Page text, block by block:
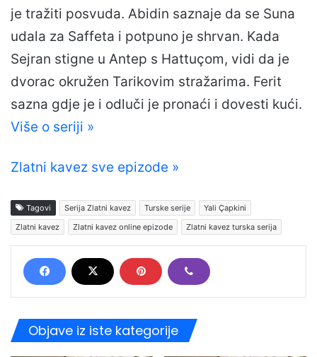
je tražiti posvuda. Abidin saznaje da se Suna
udala za Saffeta i potpuno je shrvan. Kada
Sejran stigne u Antep s Hattuçom, vidi da je
dvorac okružen Tarikovim stražarima. Ferit
sazna gdje je i odluči je pronaći i dovesti kući.
Više o seriji »
Zlatni kavez sve epizode »
Tagovi Serija Zlatni kavez Turske serije
Yali Çapkini
Zlatni kavez
Zlatni kavez online epizode Zlatni kavez turska serija
Objave iz iste kategorije